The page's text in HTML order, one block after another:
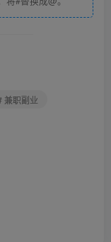
够生活的钱，还
到最后，你的生
兼职副业